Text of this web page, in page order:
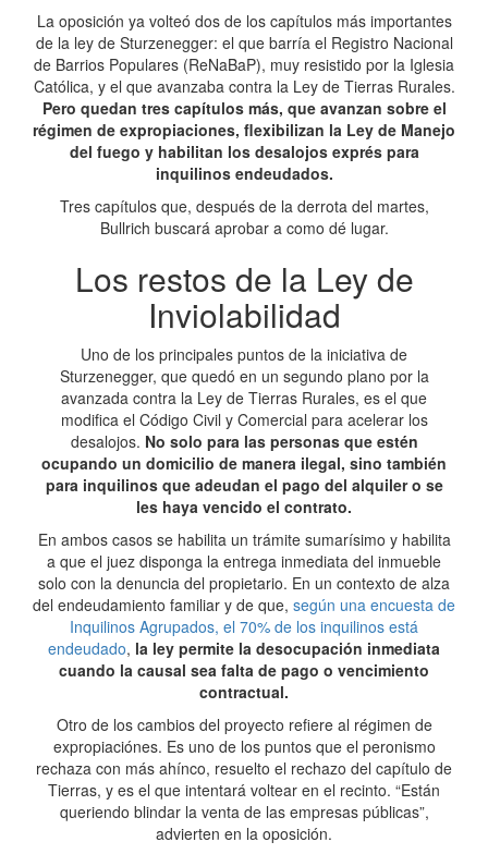
La oposición ya volteó dos de los capítulos más importantes
de la ley de Sturzenegger: el que barría el Registro Nacional
de Barrios Populares (ReNaBaP), muy resistido por la Iglesia
Católica, y el que avanzaba contra la Ley de Tierras Rurales.
Pero quedan tres capítulos más, que avanzan sobre el
régimen de expropiaciones, flexibilizan la Ley de Manejo
del fuego y habilitan los desalojos exprés para
inquilinos endeudados.
Tres capítulos que, después de la derrota del martes,
Bullrich buscará aprobar a como dé lugar.
Los restos de la Ley de
Inviolabilidad
Uno de los principales puntos de la iniciativa de
Sturzenegger, que quedó en un segundo plano por la
avanzada contra la Ley de Tierras Rurales, es el que
modifica el Código Civil y Comercial para acelerar los
desalojos. No solo para las personas que estén
ocupando un domicilio de manera ilegal, sino también
para inquilinos que adeudan el pago del alquiler o se
les haya vencido el contrato.
En ambos casos se habilita un trámite sumarísimo y habilita
a que el juez disponga la entrega inmediata del inmueble
solo con la denuncia del propietario. En un contexto de alza
del endeudamiento familiar y de que, según una encuesta de
Inquilinos Agrupados, el 70% de los inquilinos está
endeudado, la ley permite la desocupación inmediata
cuando la causal sea falta de pago o vencimiento
contractual.
Otro de los cambios del proyecto refiere al régimen de
expropiaciónes. Es uno de los puntos que el peronismo
rechaza con más ahínco, resuelto el rechazo del capítulo de
Tierras, y es el que intentará voltear en el recinto. “Están
queriendo blindar la venta de las empresas públicas”,
advierten en la oposición.